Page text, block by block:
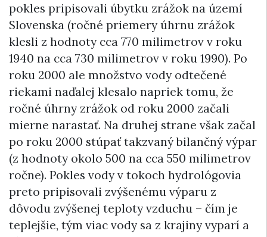
pokles pripisovali úbytku zrážok na území
Slovenska (ročné priemery úhrnu zrážok
klesli z hodnoty cca 770 milimetrov v roku
1940 na cca 730 milimetrov v roku 1990). Po
roku 2000 ale množstvo vody odtečené
riekami naďalej klesalo napriek tomu, že
ročné úhrny zrážok od roku 2000 začali
mierne narastať. Na druhej strane však začal
po roku 2000 stúpať takzvaný bilančný výpar
(z hodnoty okolo 500 na cca 550 milimetrov
ročne). Pokles vody v tokoch hydrológovia
preto pripisovali zvýšenému výparu z
dôvodu zvýšenej teploty vzduchu – čím je
teplejšie, tým viac vody sa z krajiny vyparí a